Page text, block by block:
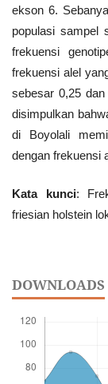
ekson 6.
populasi sampel
frekuensi
frekuensi alel
sebesar 0,25
disimpulkan
di Boyolali
dengan frekuensi
Kata kunci:
friesian holstein
DOWNLOADS